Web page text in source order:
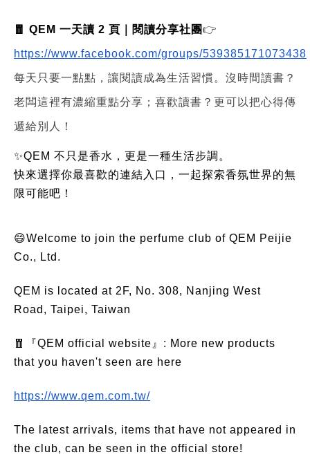
🧧 QEM 一天讀 2 頁｜閱讀分享社團👉
https://www.facebook.com/groups/539385171073438
每天只要一點點，讓閱讀成為生活習慣。沒時間讀書？
老闆這裡有濃縮重點分享；喜歡讀書？更可以把心得傳
遞給別人！
✨QEM 不只是香水，更是一種生活步調。
快來選擇你最喜歡的連結入口，一起探索香氛世界的無
限可能吧！
😄Welcome to join the perfume club of QEM Peijie
Co., Ltd.
QEM is located at 2F, No. 308, Nanjing West
Road, Taipei, Taiwan
🧧『QEM official website』: More new products
that you haven't seen are here
https://www.qem.com.tw/
The latest arrivals, items that have not appeared in
the club, can be seen in the official store!